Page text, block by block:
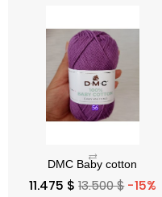
Precio base
13.500 $ -15%
Precio
11.475 $